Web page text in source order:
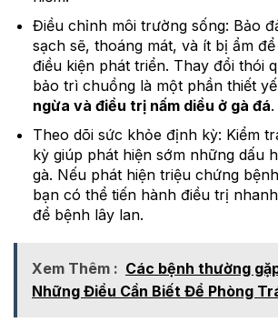
Điều chỉnh môi trường sống: Bảo
sạch sẽ, thoáng mát, và ít bị ẩm
điều kiện phát triển. Thay đổi thói
bảo trì chuồng là một phần thiết
ngừa và điều trị nấm diều ở gà đá.
Theo dõi sức khỏe định kỳ: Kiểm
kỳ giúp phát hiện sớm những dấu
gà. Nếu phát hiện triệu chứng
bạn có thể tiến hành điều trị
để bệnh lây lan.
Xem Thêm : Các bệnh thường
Những Điều Cần Biết Để Phòng